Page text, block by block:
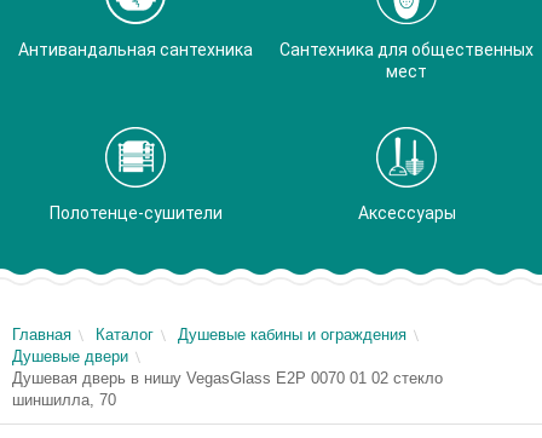
Антивандальная сантехника
Сантехника для общественных
мест
Полотенце-сушители Аксессуары
Главная Каталог
Душевые кабины и ограждения
Душевые двери
Душевая дверь в нишу VegasGlass E2P 0070 01 02 стекло
шиншилла, 70